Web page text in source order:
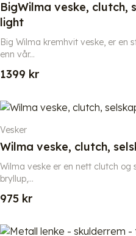
BigWilma veske, clutch,
light
Big Wilma kremhvit veske, er en
enn vår...
1399 kr
Vesker
Wilma veske, clutch,
Wilma veske er en nett clutch og
bryllup,...
975 kr